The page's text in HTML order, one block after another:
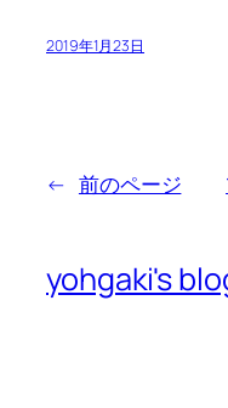
2019年1月23日
← 前のページ
yohgaki's